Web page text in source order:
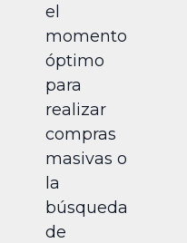
el
momento
óptimo
para
realizar
compras
masivas o
la
búsqueda
de